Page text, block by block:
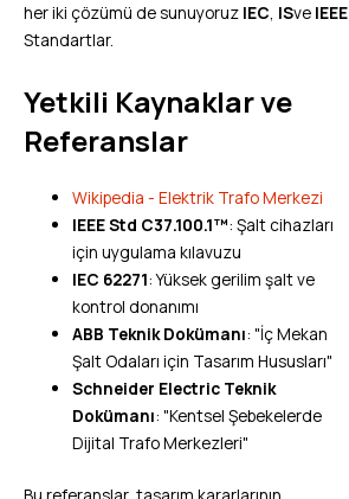
her iki çözümü de sunuyoruz IEC, ISve IEEE
Standartlar.
Yetkili Kaynaklar ve
Referanslar
Wikipedia - Elektrik Trafo Merkezi
IEEE Std C37.100.1™: Şalt cihazları
için uygulama kılavuzu
IEC 62271: Yüksek gerilim şalt ve
kontrol donanımı
ABB Teknik Dokümanı: "İç Mekan
Şalt Odaları için Tasarım Hususları"
Schneider Electric Teknik
Dokümanı: "Kentsel Şebekelerde
Dijital Trafo Merkezleri"
Bu referanslar, tasarım kararlarının